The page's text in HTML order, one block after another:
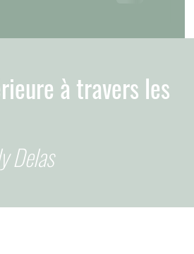
à travers les
Delas